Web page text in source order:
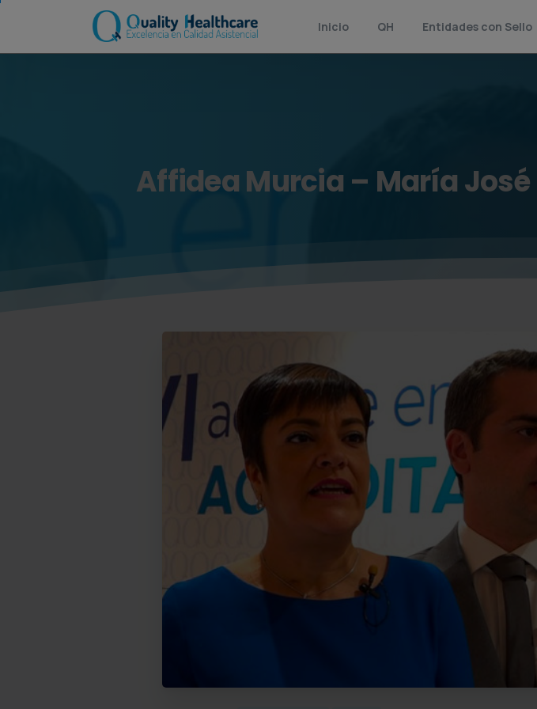
Inicio QH Entidades con Sello
AffideaMurcia – MaríaJosé